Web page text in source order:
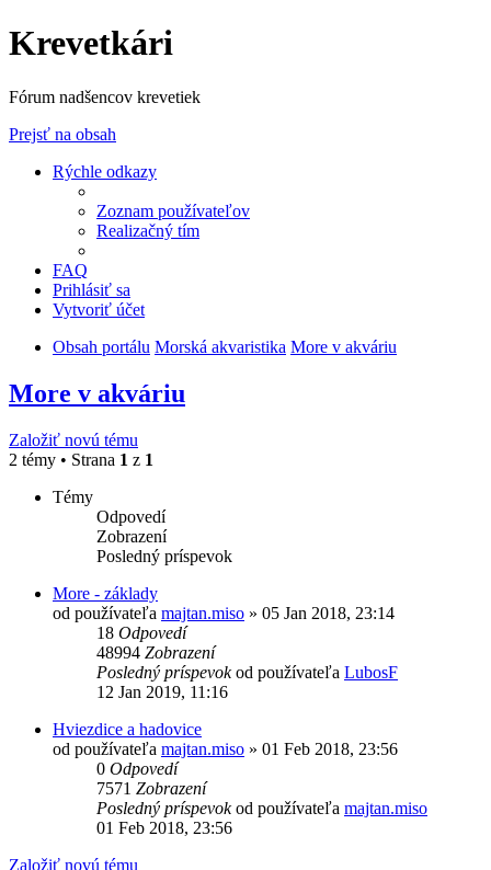
Krevetkári
Fórum nadšencov krevetiek
Prejsť na obsah
Rýchle odkazy
Zoznam používateľov
Realizačný tím
FAQ
Prihlásiť sa
Vytvoriť účet
Obsah portálu Morská akvaristika More v akváriu
More v akváriu
Založiť novú tému
2 témy • Strana 1 z 1
Témy
Odpovedí
Zobrazení
Posledný príspevok
More - základy
od používateľa majtan.miso » 05 Jan 2018, 23:14
18 Odpovedí
48994 Zobrazení
Posledný príspevokod používateľa LubosF
12 Jan 2019, 11:16
Hviezdice a hadovice
od používateľa majtan.miso » 01 Feb 2018, 23:56
0 Odpovedí
7571 Zobrazení
Posledný príspevokod používateľa majtan.miso
01 Feb 2018, 23:56
Založiť novú tému